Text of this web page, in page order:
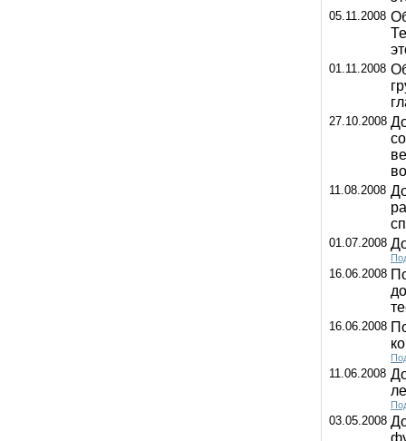
05.11.2008
01.11.2008
27.10.2008
11.08.2008
01.07.2008
16.06.2008
16.06.2008
11.06.2008
03.05.2008